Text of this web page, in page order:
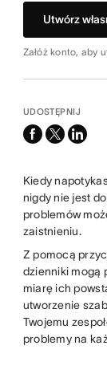
Utwórz
Załóż konto, aby
UDOSTĘPNIJ
facebook
x-
linkedin
Kiedy
nigdy nie jest
problemów
zaistnieniu.
Z pomocą
dzienniki mogą
miarę ich
utworzenie
Twojemu
problemy na